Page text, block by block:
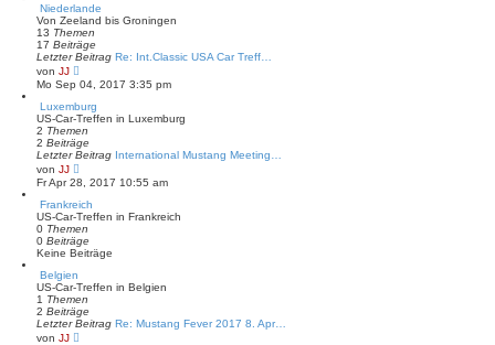
e
i
t
r
a
Niederlande
Von Zeeland bis Groningen
13 Themen
17 Beiträge
Letzter Beitrag Re: Int.Classic USA Car Treff…
von JJ
e
u
e
s
t
e
r
e
i
t
r
a
g
Mo Sep 04, 2017 3:35 pm
Luxemburg
US-Car-Treffen in Luxemburg
2 Themen
2 Beiträge
Letzter Beitrag International Mustang Meeting…
von JJ
e
u
e
s
t
e
r
i
t
r
a
Fr Apr 28, 2017 10:55 am
Frankreich
US-Car-Treffen in Frankreich
0 Themen
0 Beiträge
Keine Beiträge
Belgien
US-Car-Treffen in Belgien
1 Themen
2 Beiträge
Letzter Beitrag Re: Mustang Fever 2017 8. Apr…
von JJ